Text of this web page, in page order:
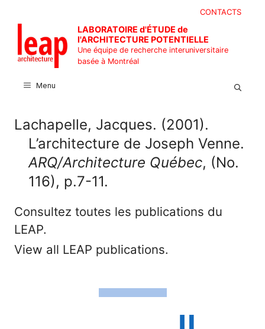
contenu
CONTACTS
LABORATOIRE d'ÉTUDE de
l'ARCHITECTURE POTENTIELLE
Une équipe de recherche interuniversitaire
basée à Montréal
Menu
Lachapelle, Jacques. (2001).
L’architecture de Joseph Venne.
ARQ/Architecture Québec, (No.
116), p.7-11.
Consultez toutes les publications du
LEAP.
View all LEAP publications.